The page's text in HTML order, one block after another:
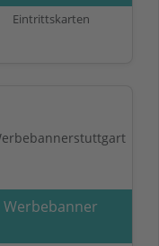
Eintrittskarten
Werbebanner